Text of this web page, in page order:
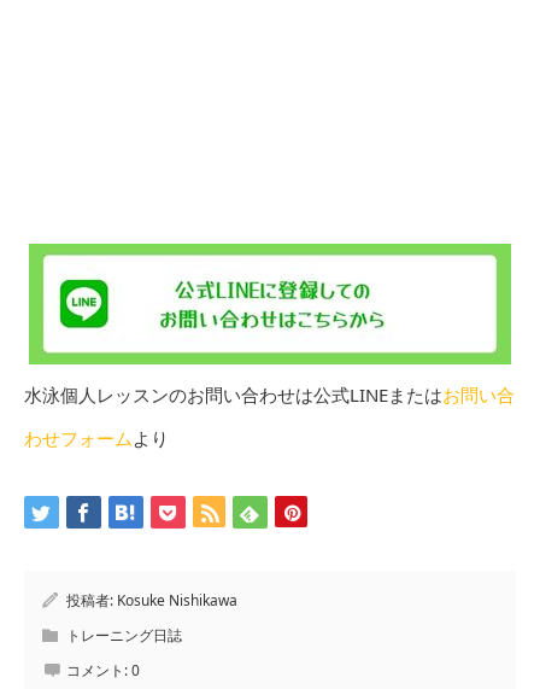
水泳個人レッスンのお問い合わせは公式LINEまたはお問い合
わせフォームより
投稿者: Kosuke Nishikawa
トレーニング日誌
コメント:0